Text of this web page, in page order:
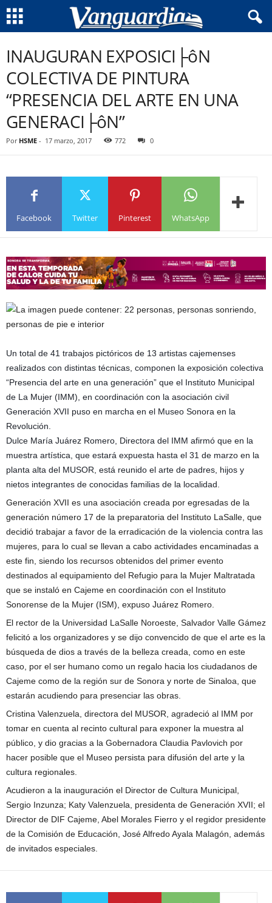
INAUGURAN EXPOSICI├ôN
COLECTIVA DE PINTURA
“PRESENCIA DEL ARTE EN UNA
GENERACI├ôN”
Por HSME - 17 marzo, 2017 772 0
Facebook Twitter Pinterest WhatsApp
Un total de 41 trabajos pictóricos de 13 artistas cajemenses
realizados con distintas técnicas, componen la exposición colectiva
“Presencia del arte en una generación” que el Instituto Municipal
de La Mujer (IMM), en coordinación con la asociación civil
Generación XVII puso en marcha en el Museo Sonora en la
Revolución.
Dulce María Juárez Romero, Directora del IMM afirmó que en la
muestra artística, que estará expuesta hasta el 31 de marzo en la
planta alta del MUSOR, está reunido el arte de padres, hijos y
nietos integrantes de conocidas familias de la localidad.
Generación XVII es una asociación creada por egresadas de la
generación número 17 de la preparatoria del Instituto LaSalle, que
decidió trabajar a favor de la erradicación de la violencia contra las
mujeres, para lo cual se llevan a cabo actividades encaminadas a
este fin, siendo los recursos obtenidos del primer evento
destinados al equipamiento del Refugio para la Mujer Maltratada
que se instaló en Cajeme en coordinación con el Instituto
Sonorense de la Mujer (ISM), expuso Juárez Romero.
El rector de la Universidad LaSalle Noroeste, Salvador Valle Gámez
felicitó a los organizadores y se dijo convencido de que el arte es la
búsqueda de dios a través de la belleza creada, como en este
caso, por el ser humano como un regalo hacia los ciudadanos de
Cajeme como de la región sur de Sonora y norte de Sinaloa, que
estarán acudiendo para presenciar las obras.
Cristina Valenzuela, directora del MUSOR, agradeció al IMM por
tomar en cuenta al recinto cultural para exponer la muestra al
público, y dio gracias a la Gobernadora Claudia Pavlovich por
hacer posible que el Museo persista para difusión del arte y la
cultura regionales.
Acudieron a la inauguración el Director de Cultura Municipal,
Sergio Inzunza; Katy Valenzuela, presidenta de Generación XVII; el
Director de DIF Cajeme, Abel Morales Fierro y el regidor presidente
de la Comisión de Educación, José Alfredo Ayala Malagón, además
de invitados especiales.